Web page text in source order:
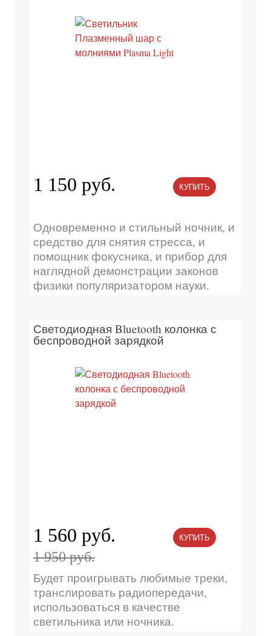
1 150 руб. КУПИТЬ
Одновременно и стильный ночник, и
средство для снятия стресса, и
помощник фокусника, и прибор для
наглядной демонстрации законов
физики популяризатором науки.
Светодиодная Bluetooth колонка с
беспроводной зарядкой
1 560 руб.
1 950 руб.
КУПИТЬ
Будет проигрывать любимые треки,
транслировать радиопередачи,
использоваться в качестве
светильника или ночника.